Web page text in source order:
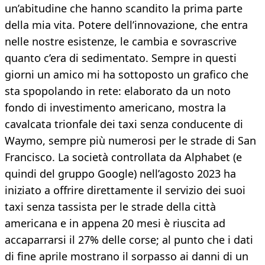
un’abitudine che hanno scandito la prima parte
della mia vita. Potere dell’innovazione, che entra
nelle nostre esistenze, le cambia e sovrascrive
quanto c’era di sedimentato. Sempre in questi
giorni un amico mi ha sottoposto un grafico che
sta spopolando in rete: elaborato da un noto
fondo di investimento americano, mostra la
cavalcata trionfale dei taxi senza conducente di
Waymo, sempre più numerosi per le strade di San
Francisco. La società controllata da Alphabet (e
quindi del gruppo Google) nell’agosto 2023 ha
iniziato a offrire direttamente il servizio dei suoi
taxi senza tassista per le strade della città
americana e in appena 20 mesi è riuscita ad
accaparrarsi il 27% delle corse; al punto che i dati
di fine aprile mostrano il sorpasso ai danni di un